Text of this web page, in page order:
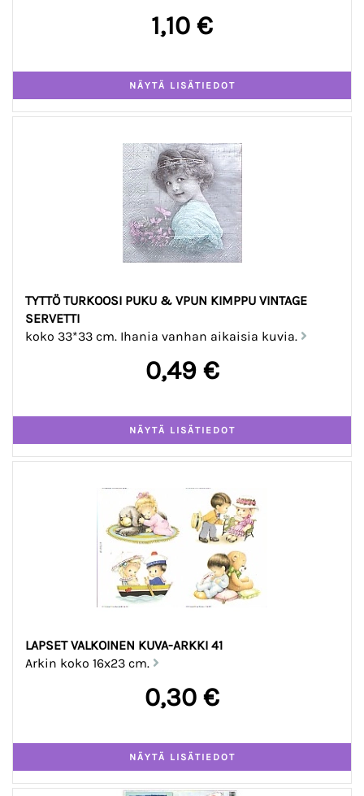
1,10 €
TYTTÖ TURKOOSI PUKU & VPUN KIMPPU VINTAGE
SERVETTI
koko 33*33 cm. Ihania vanhan aikaisia kuvia.
0,49 €
LAPSET VALKOINEN KUVA-ARKKI 41
Arkin koko 16x23 cm.
0,30 €